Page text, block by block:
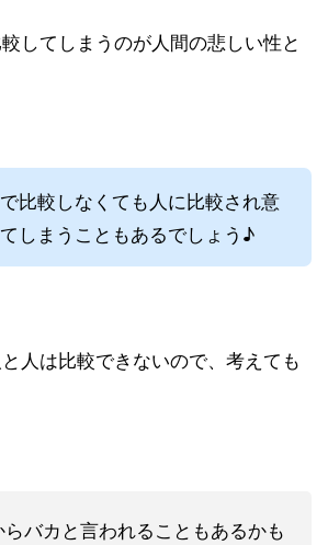
してしまうのが人間の悲しい性と
比較しなくても人に比較され意
しまうこともあるでしょう♪
人は比較できないので、考えても
バカと言われることもあるかも